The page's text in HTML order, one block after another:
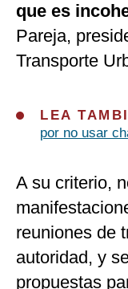
que es
Pareja,
Transporte
LEA
por no usar
A su criterio,
reuniones de
autoridad, y
propuestas